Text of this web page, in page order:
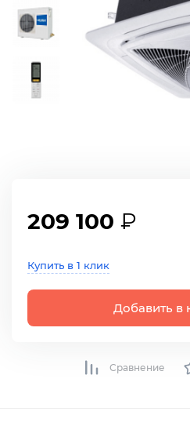
209 100 ₽
Купить в 1 клик
Добавить в
Сравнение